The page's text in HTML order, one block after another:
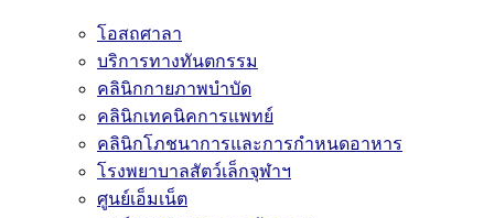
โอสถศาลา
บริการทางทันตกรรม
คลินิกกายภาพบำบัด
คลินิกเทคนิคการแพทย์
คลินิกโภชนาการและการกำหนดอาหาร
โรงพยาบาลสัตว์เล็กจุฬาฯ
ศูนย์เอ็มเน็ต